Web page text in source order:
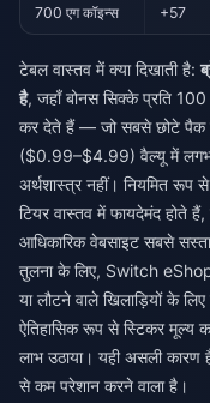
700 एग कॉइन्स +57
टेबल वास्तव में क्या दिखाती है:
है, जहाँ बोनस सिक्के प्रति
कर देते हैं — जो सबसे छोटे पैक
($0.99–$4.99) वैल्यू में
अर्थशास्त्र नहीं। नियमित रूप
टियर वास्तव में फायदेमंद होते
आधिकारिक वेबसाइट सबसे सस्ता
तुलना के लिए, Switch eShop
या लौटने वाले खिलाड़ियों के
ऐतिहासिक रूप से स्टिकर मूल्य
लाभ उठाया। यही असली
से कम परेशान करने वाला है।